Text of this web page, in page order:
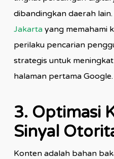
dibandingkan daerah
Jakartayang memahami
perilaku pencarian
strategis untuk
halaman pertama Google.
3. Optimasi
Sinyal
Konten adalah bahan